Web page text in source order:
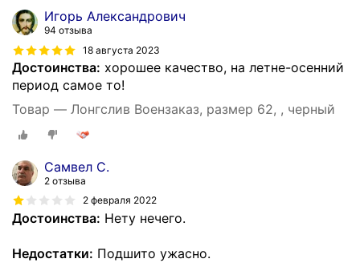
Игорь Александрович
94 отзыва
18 августа 2023
Достоинства: хорошее качество, на летне-осенний
период самое то!
Товар — Лонгслив Воензаказ, размер 62, , черный
Самвел С.
2 отзыва
2 февраля 2022
Достоинства: Нету нечего.
Недостатки: Подшито ужасно.